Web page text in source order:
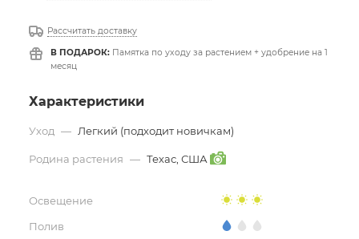
Рассчитать доставку
В ПОДАРОК: Памятка по уходу за растением + удобрение на 1
месяц
Характеристики
Уход — Легкий (подходит новичкам)
Родина растения — Техас, США
Освещение
Полив